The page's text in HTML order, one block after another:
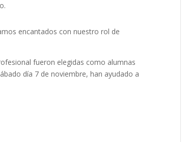
encantados con nuestro rol de
fueron elegidas como alumnas
día 7 de noviembre, han ayudado a